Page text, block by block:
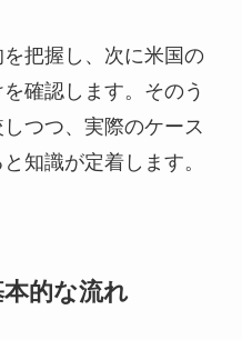
把握し、次に米国の
確認します。そのう
つつ、実際のケース
知識が定着します。
的な流れ